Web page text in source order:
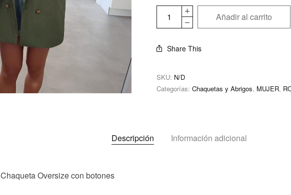
Añadir al carrito
Share This
SKU: N/D
Categorías:Chaquetas y Abrigos, MUJER,
Descripción Información adicional
Chaqueta Oversize con botones